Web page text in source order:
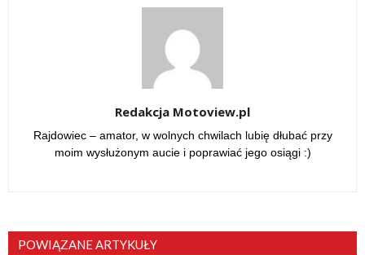
Redakcja Motoview.pl
Rajdowiec – amator, w wolnych chwilach lubię dłubać przy
moim wysłużonym aucie i poprawiać jego osiągi :)
POWIĄZANE ARTYKUŁY